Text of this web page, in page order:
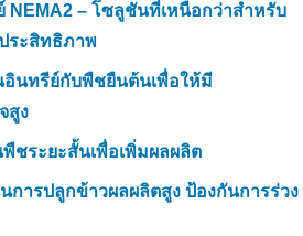
– โซลูชันที่เหนือกว่าสำหรับ
ระสิทธิภาพ
นทรีย์กับพืชยืนต้นเพื่อให้มี
สูง
ชระยะสั้นเพื่อเพิ่มผลผลิต
การปลูกข้าวผลผลิตสูง ป้องกันการร่วง